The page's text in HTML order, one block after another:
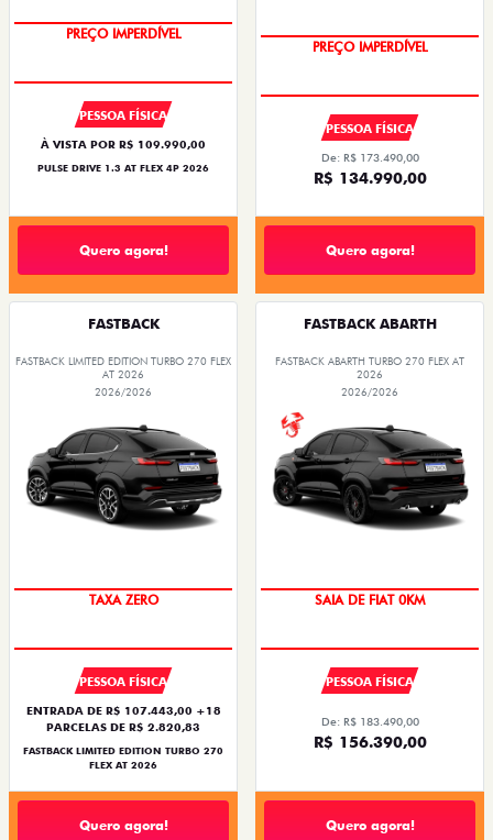
PREÇO IMPERDÍVEL
PESSOA FÍSICA
À VISTA POR R$ 109.990,00
PULSE DRIVE 1.3 AT FLEX 4P 2026
Quero agora!
PREÇO IMPERDÍVEL
PESSOA FÍSICA
De: R$ 173.490,00
R$ 134.990,00
Quero agora!
FASTBACK
FASTBACK LIMITED EDITION TURBO 270 FLEX
AT 2026
2026/2026
TAXA ZERO
PESSOA FÍSICA
ENTRADA DE R$ 107.443,00 +18
PARCELAS DE R$ 2.820,83
FASTBACK LIMITED EDITION TURBO 270
FLEX AT 2026
Quero agora!
FASTBACK ABARTH
FASTBACK ABARTH TURBO 270 FLEX AT
2026
2026/2026
SAIA DE FIAT 0KM
PESSOA FÍSICA
De: R$ 183.490,00
R$ 156.390,00
Quero agora!